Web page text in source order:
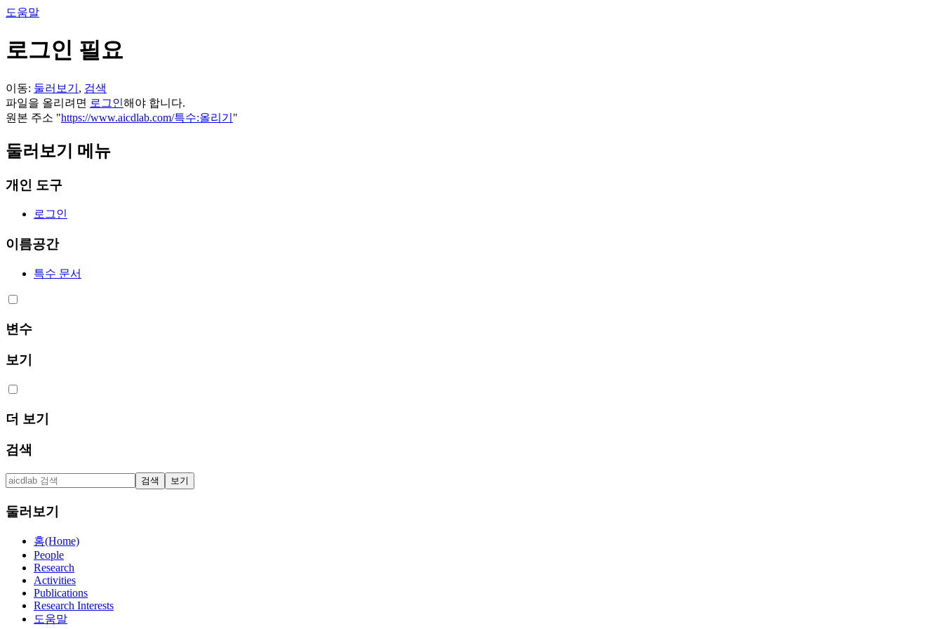
도움말
로그인 필요
이동: 둘러보기 , 검색
파일을 올리려면 로그인해야 합니다.
원본 주소 "https://www.aicdlab.com/특수:올리기 "
둘러보기 메뉴
개인 도구
로그인
이름공간
특수 문서
변수
보기
더 보기
검색
둘러보기
홈(Home)
People
Research
Activities
Publications
Research Interests
도움말